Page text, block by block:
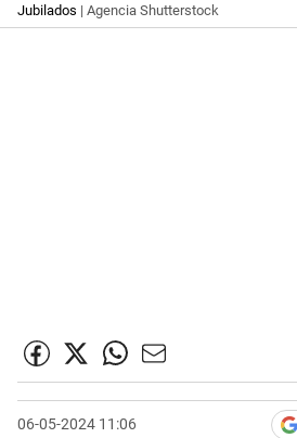
Jubilados | Agencia Shutterstock
06-05-2024 11:06